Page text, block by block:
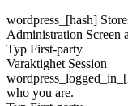
wordpress_[hash]
Administration Screen
Typ First-party
Varaktighet Session
who you are.